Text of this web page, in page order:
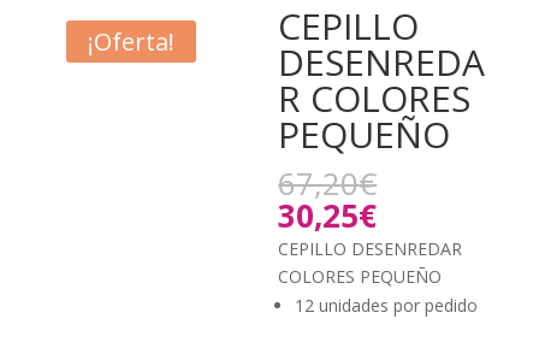
¡Oferta! CEPILLO
DESENREDA
R COLORES
PEQUEÑO
67,20€
original
era:
67,20€.
30,25€El
precio
actual
es:
30,25€.
CEPILLO DESENREDAR
COLORES PEQUEÑO
12 unidades por pedido